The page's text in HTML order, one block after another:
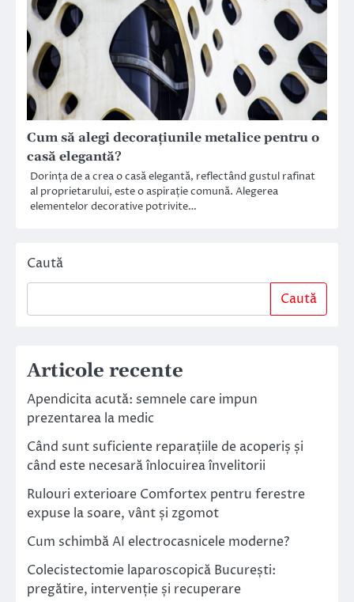
Cum să alegi decorațiunile metalice pentru o
casă elegantă?
Dorința de a crea o casă elegantă, reflectând gustul rafinat
al proprietarului, este o aspirație comună. Alegerea
elementelor decorative potrivite…
Caută
Caută
Articole recente
Apendicita acută: semnele care impun
prezentarea la medic
Când sunt suficiente reparațiile de acoperiș și
când este necesară înlocuirea învelitorii
Rulouri exterioare Comfortex pentru ferestre
expuse la soare, vânt și zgomot
Cum schimbă AI electrocasnicele moderne?
Colecistectomie laparoscopică București:
pregătire, intervenție și recuperare